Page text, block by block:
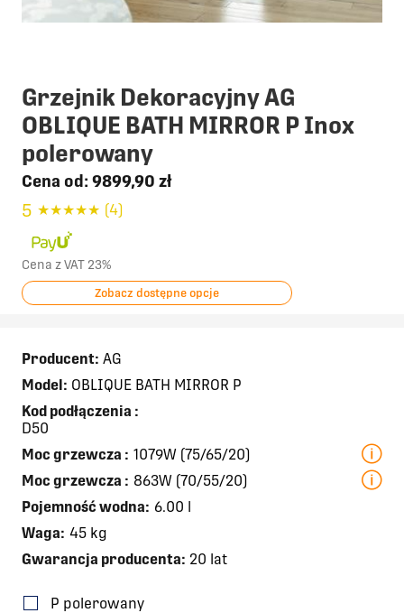
Grzejnik Dekoracyjny AG
OBLIQUE BATH MIRROR P Inox
polerowany
Cena od: 9899,90 zł
5 ★★★★★ (4)
Cena z VAT 23%
Zobacz dostępne opcje
Producent: AG
Model: OBLIQUE BATH MIRROR P
Kod podłączenia :
D50
Moc grzewcza : 1079W (75/65/20)
Moc grzewcza : 863W (70/55/20)
Pojemność wodna: 6.00 l
Waga: 45 kg
Gwarancja producenta: 20 lat
P polerowany